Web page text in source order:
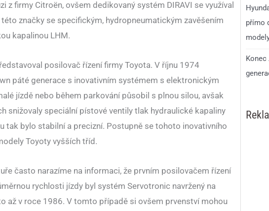
z firmy Citroën, ovšem dedikovaný systém DIRAVI se využíval
značky se specifickým, hydropneumatickým zavěšením
kapalinou LHM.
posilovač řízení firmy Toyota. V říjnu 1974
páté generace s inovativním systémem s elektronickým
jízdě nebo během parkování působil s plnou silou, avšak
snižovaly speciální pístové ventily tlak hydraulické kapaliny
tak bylo stabilní a precizní. Postupně se tohoto inovativního
Toyoty vyšších tříd.
často narazíme na informaci, že prvním posilovačem řízení
rychlosti jízdy byl systém Servotronic navržený na
až v roce 1986. V tomto případě si ovšem prvenství mohou
přímo
Konec